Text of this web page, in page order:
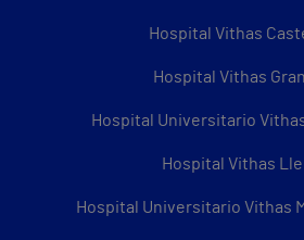
Hospital Vithas
Hospital Vithas
Hospital Universitario
Hospital Vithas
Hospital Universitario Vithas